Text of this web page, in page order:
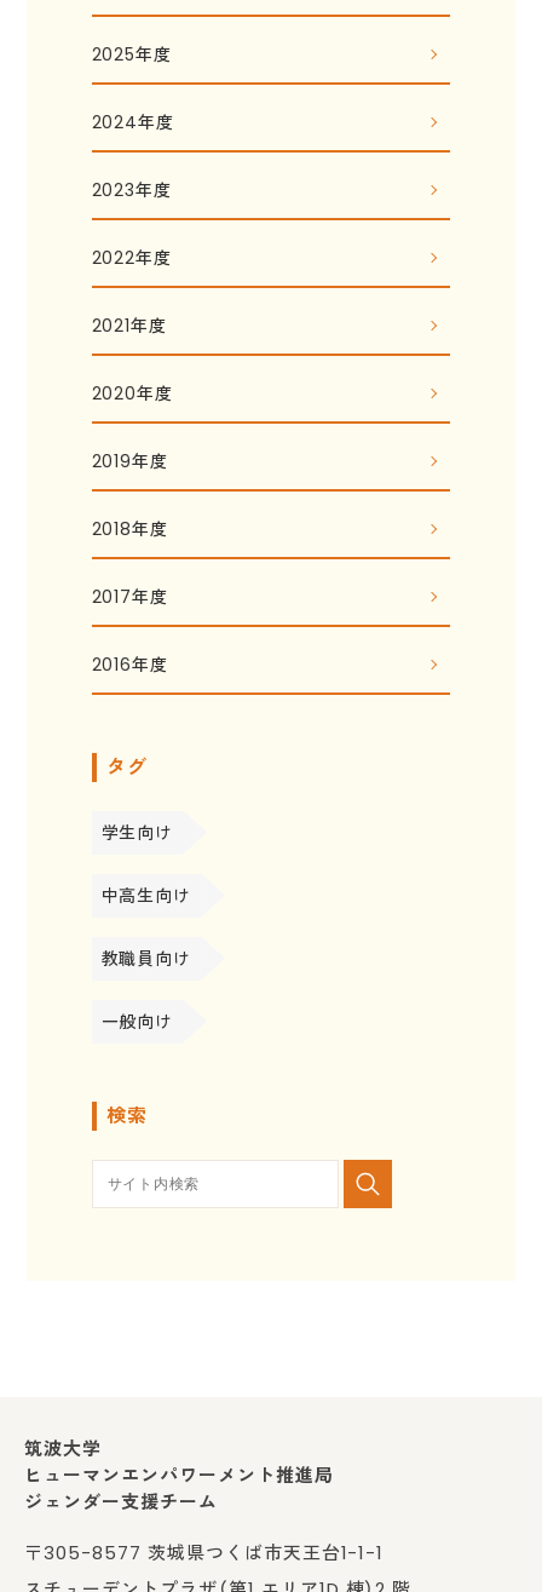
2025年度
2024年度
2023年度
2022年度
2021年度
2020年度
2019年度
2018年度
2017年度
2016年度
タグ
学生向け
中高生向け
教職員向け
一般向け
検索
筑波大学
ヒューマンエンパワーメント推進局
ジェンダー支援チーム
〒305-8577 茨城県つくば市天王台1-1-1